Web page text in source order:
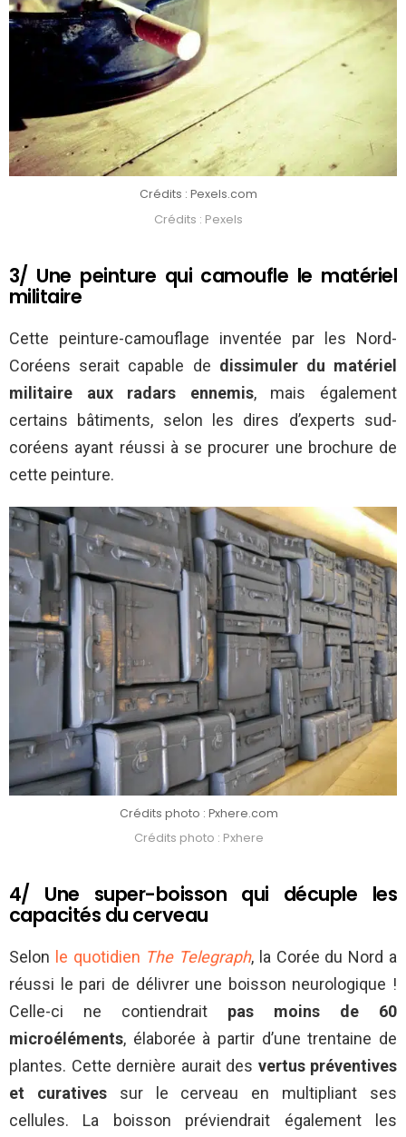
Crédits : Pexels.com
Crédits : Pexels
3/ Une peinture qui camoufle le matériel
militaire
Cette peinture-camouflage inventée par les Nord-
Coréens serait capable de dissimuler du matériel
militaire aux radars ennemis, mais également
certains bâtiments, selon les dires d’experts sud-
coréens ayant réussi à se procurer une brochure de
cette peinture.
Crédits photo : Pxhere.com
Crédits photo : Pxhere
4/ Une super-boisson qui décuple les
capacités du cerveau
Selon le quotidien The Telegraph, la Corée du Nord a
réussi le pari de délivrer une boisson neurologique !
Celle-ci ne contiendrait pas moins de 60
microéléments, élaborée à partir d’une trentaine de
plantes. Cette dernière aurait des vertus préventives
et curativessur le cerveau en multipliant ses
cellules. La boisson préviendrait également les